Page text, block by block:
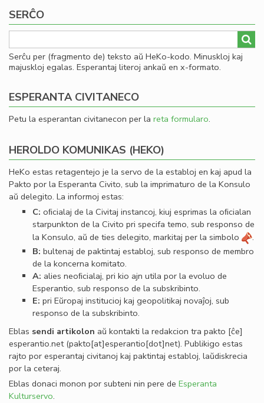
SERĈO
Serĉu per (fragmento de) teksto aŭ HeKo-kodo. Minuskloj kaj
majuskloj egalas. Esperantaj literoj ankaŭ en x-formato.
ESPERANTA CIVITANECO
Petu la esperantan civitanecon per la reta formularo.
HEROLDO KOMUNIKAS (HEKO)
HeKo estas retagentejo je la servo de la establoj en kaj apud la
Pakto por la Esperanta Civito, sub la imprimaturo de la Konsulo
aŭ delegito. La informoj estas:
C: oﬁcialaj de la Civitaj instancoj, kiuj esprimas la oﬁcialan
starpunkton de la Civito pri specifa temo, sub responso de
la Konsulo, aŭ de ties delegito, markitaj per la simbolo
.
B: bultenaj de paktintaj establoj, sub responso de membro
de la koncerna komitato.
A: alies neoﬁcialaj, pri kio ajn utila por la evoluo de
Esperantio, sub responso de la subskribinto.
E: pri Eŭropaj institucioj kaj geopolitikaj novaĵoj, sub
responso de la subskribinto.
Eblas sendi artikolon aŭ kontakti la redakcion tra pakto [ĉe]
esperantio.net(pakto[at]esperantio[dot]net). Publikigo estas
rajto por esperantaj civitanoj kaj paktintaj establoj, laŭdiskrecia
por la ceteraj.
Eblas donaci monon por subteni nin pere de Esperanta
Kulturservo.